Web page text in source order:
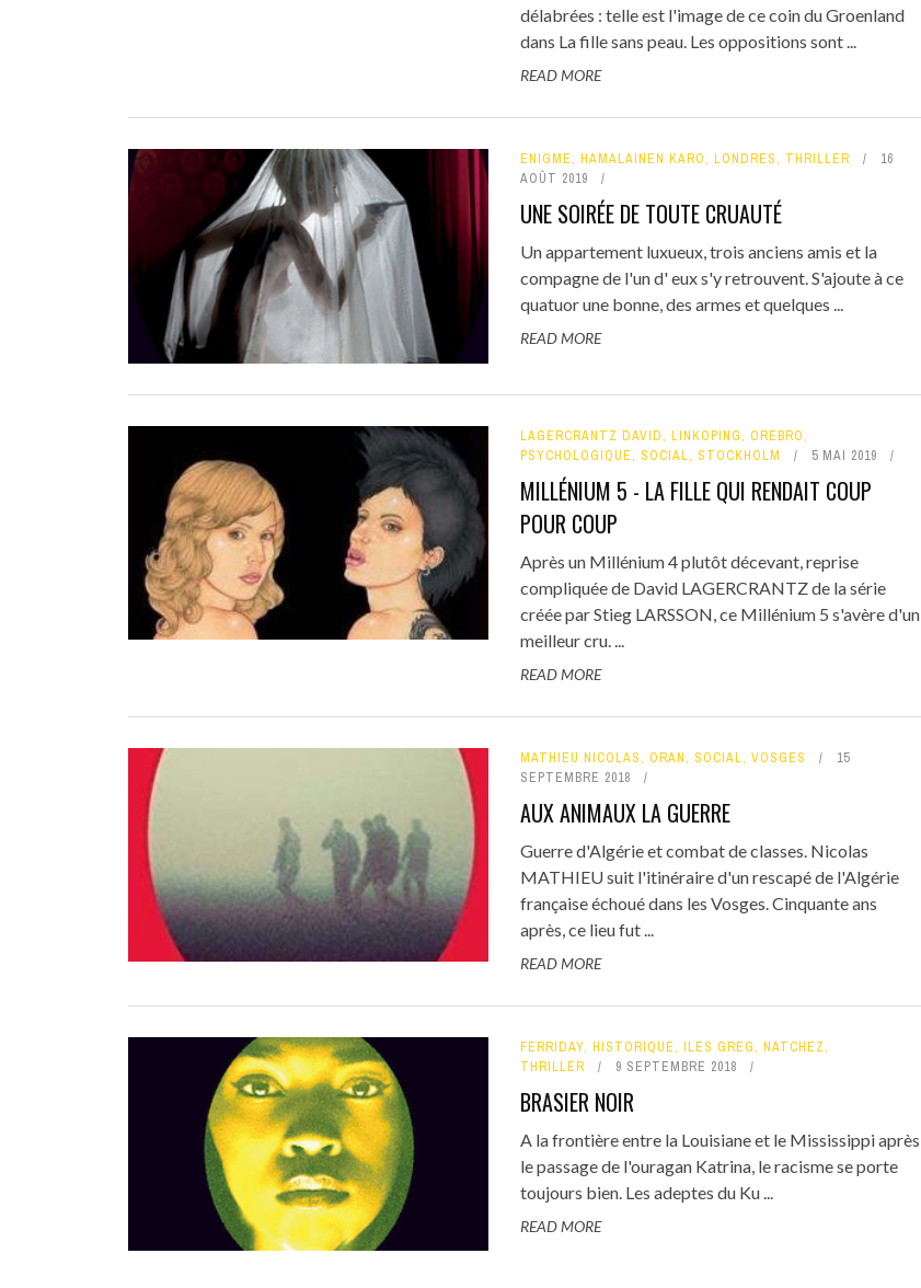
délabrées : telle est l'image de ce coin du Groenland
dans La fille sans peau. Les oppositions sont ...
READ MORE
ENIGME, HAMALAINEN KARO, LONDRES, THRILLER
16
AOÛT 2019
UNE SOIRÉE DE TOUTE CRUAUTÉ
Un appartement luxueux, trois anciens amis et la
compagne de l'un d' eux s'y retrouvent. S'ajoute à ce
quatuor une bonne, des armes et quelques ...
READ MORE
LAGERCRANTZ DAVID, LINKOPING, OREBRO,
PSYCHOLOGIQUE, SOCIAL, STOCKHOLM 5 MAI 2019
MILLÉNIUM 5 - LA FILLE QUI RENDAIT COUP
POUR COUP
Après un Millénium 4 plutôt décevant, reprise
compliquée de David LAGERCRANTZ de la série
créée par Stieg LARSSON, ce Millénium 5 s'avère d'un
meilleur cru. ...
READ MORE
MATHIEU NICOLAS, ORAN, SOCIAL, VOSGES
15
SEPTEMBRE 2018
AUX ANIMAUX LA GUERRE
Guerre d'Algérie et combat de classes. Nicolas
MATHIEU suit l'itinéraire d'un rescapé de l'Algérie
française échoué dans les Vosges. Cinquante ans
après, ce lieu fut ...
READ MORE
FERRIDAY, HISTORIQUE, ILES GREG, NATCHEZ,
THRILLER
9 SEPTEMBRE 2018
BRASIER NOIR
A la frontière entre la Louisiane et le Mississippi après
le passage de l'ouragan Katrina, le racisme se porte
toujours bien. Les adeptes du Ku ...
READ MORE